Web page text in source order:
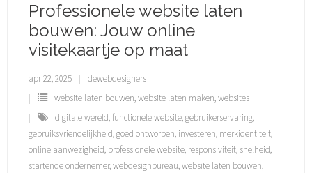
Professionele website laten
bouwen: Jouw online
visitekaartje op maat
apr 22, 2025
dewebdesigners
website laten bouwen,website laten maken,websites
digitale wereld,functionele website,gebruikerservaring,
gebruiksvriendelijkheid,goed ontworpen, investeren, merkidentiteit,
online aanwezigheid, professionele website, responsiviteit, snelheid,
startende ondernemer,webdesignbureau,website laten bouwen,